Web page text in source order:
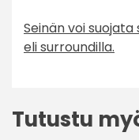
Seinän voi
eli surroundilla.
Tutustu